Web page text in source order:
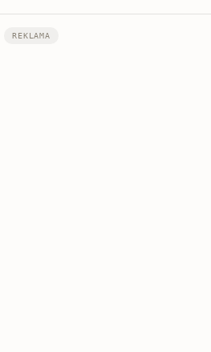
REKLAMA